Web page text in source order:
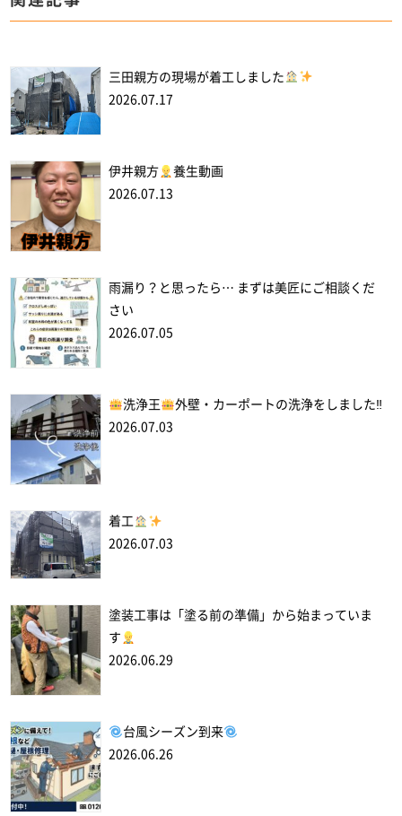
三田親方の現場が着工しました
2026.07.17
伊井親方
養生動画
2026.07.13
雨漏り？と思ったら… まずは美匠にご相談くだ
さい
2026.07.05
洗浄王
外壁・カーポートの洗浄をしました‼
2026.07.03
着工
2026.07.03
塗装工事は「塗る前の準備」から始まっていま
す
2026.06.29
台風シーズン到来
2026.06.26